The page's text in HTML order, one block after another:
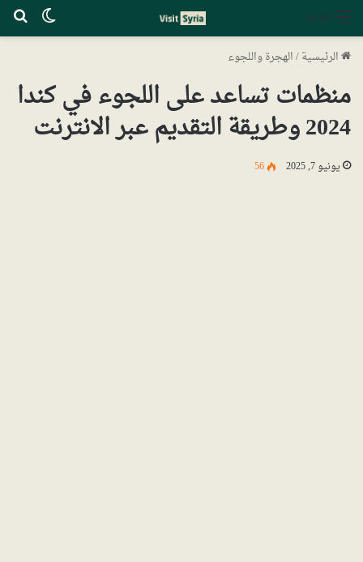
القائمة
الرئيسية/الهجرة واللجوء
منظمات تساعد على اللجوء في كندا
2024 وطريقة التقديم عبر الانترنت
يونيو 7, 2025 56